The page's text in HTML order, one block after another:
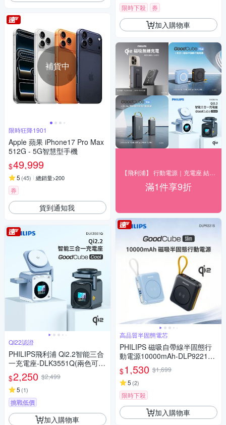
補貨中
限時狂降1901
Apple 蘋果 iPhone17 Pro Max
512G - 5G智慧型手機
$49,999
5 (45) 總銷量>200
券
貨到通知我
QI22認證
PHILIPS飛利浦 Qi2.2智能三合
一充電座-DLK3551Q(兩色可
選)
$2,250 $2,499
5 (1)
挑戰低價
加入購物車
限時下殺 券
加入購物車
滿1件享9折
高品質半固態電芯
PHILIPS 磁吸自帶線半固態行
動電源10000mAh-DLP9221S
雙色可選
$1,530 $1,699
5 (2)
限時下殺
加入購物車